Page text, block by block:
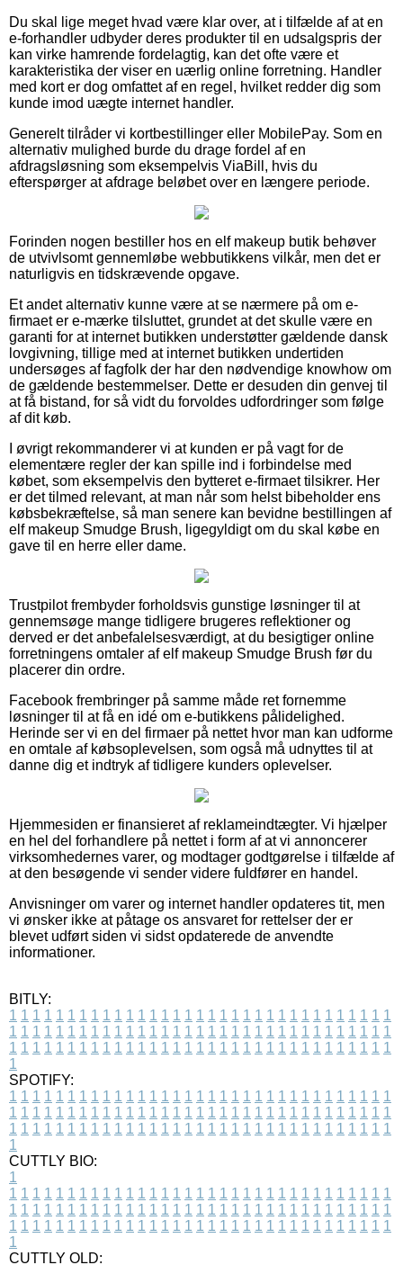
Du skal lige meget hvad være klar over, at i tilfælde af at en
e-forhandler udbyder deres produkter til en udsalgspris der
kan virke hamrende fordelagtig, kan det ofte være et
karakteristika der viser en uærlig online forretning. Handler
med kort er dog omfattet af en regel, hvilket redder dig som
kunde imod uægte internet handler.
Generelt tilråder vi kortbestillinger eller MobilePay. Som en
alternativ mulighed burde du drage fordel af en
afdragsløsning som eksempelvis ViaBill, hvis du
efterspørger at afdrage beløbet over en længere periode.
Forinden nogen bestiller hos en elf makeup butik behøver
de utvivlsomt gennemløbe webbutikkens vilkår, men det er
naturligvis en tidskrævende opgave.
Et andet alternativ kunne være at se nærmere på om e-
firmaet er e-mærke tilsluttet, grundet at det skulle være en
garanti for at internet butikken understøtter gældende dansk
lovgivning, tillige med at internet butikken undertiden
undersøges af fagfolk der har den nødvendige knowhow om
de gældende bestemmelser. Dette er desuden din genvej til
at få bistand, for så vidt du forvoldes udfordringer som følge
af dit køb.
I øvrigt rekommanderer vi at kunden er på vagt for de
elementære regler der kan spille ind i forbindelse med
købet, som eksempelvis den bytteret e-firmaet tilsikrer. Her
er det tilmed relevant, at man når som helst bibeholder ens
købsbekræftelse, så man senere kan bevidne bestillingen af
elf makeup Smudge Brush, ligegyldigt om du skal købe en
gave til en herre eller dame.
Trustpilot frembyder forholdsvis gunstige løsninger til at
gennemsøge mange tidligere brugeres reflektioner og
derved er det anbefalelsesværdigt, at du besigtiger online
forretningens omtaler af elf makeup Smudge Brush før du
placerer din ordre.
Facebook frembringer på samme måde ret fornemme
løsninger til at få en idé om e-butikkens pålidelighed.
Herinde ser vi en del firmaer på nettet hvor man kan udforme
en omtale af købsoplevelsen, som også må udnyttes til at
danne dig et indtryk af tidligere kunders oplevelser.
Hjemmesiden er finansieret af reklameindtægter. Vi hjælper
en hel del forhandlere på nettet i form af at vi annoncerer
virksomhedernes varer, og modtager godtgørelse i tilfælde af
at den besøgende vi sender videre fuldfører en handel.
Anvisninger om varer og internet handler opdateres tit, men
vi ønsker ikke at påtage os ansvaret for rettelser der er
blevet udført siden vi sidst opdaterede de anvendte
informationer.
BITLY:
1 1 1 1 1 1 1 1 1 1 1 1 1 1 1 1 1 1 1 1 1 1 1 1 1 1 1 1 1 1 1 1 1
1 1 1 1 1 1 1 1 1 1 1 1 1 1 1 1 1 1 1 1 1 1 1 1 1 1 1 1 1 1 1 1 1
1 1 1 1 1 1 1 1 1 1 1 1 1 1 1 1 1 1 1 1 1 1 1 1 1 1 1 1 1 1 1 1 1
1
SPOTIFY:
1 1 1 1 1 1 1 1 1 1 1 1 1 1 1 1 1 1 1 1 1 1 1 1 1 1 1 1 1 1 1 1 1
1 1 1 1 1 1 1 1 1 1 1 1 1 1 1 1 1 1 1 1 1 1 1 1 1 1 1 1 1 1 1 1 1
1 1 1 1 1 1 1 1 1 1 1 1 1 1 1 1 1 1 1 1 1 1 1 1 1 1 1 1 1 1 1 1 1
1
CUTTLY BIO:
1
1 1 1 1 1 1 1 1 1 1 1 1 1 1 1 1 1 1 1 1 1 1 1 1 1 1 1 1 1 1 1 1 1
1 1 1 1 1 1 1 1 1 1 1 1 1 1 1 1 1 1 1 1 1 1 1 1 1 1 1 1 1 1 1 1 1
1 1 1 1 1 1 1 1 1 1 1 1 1 1 1 1 1 1 1 1 1 1 1 1 1 1 1 1 1 1 1 1 1
1
CUTTLY OLD: